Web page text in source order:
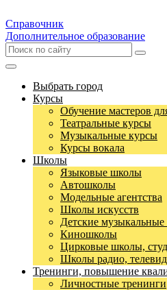
Справочник
Дополнительное образование
Выбрать город
Курсы
Обучение мастеров
Театральные курсы
Музыкальные курсы
Курсы вокала
Школы
Языковые школы
Автошколы
Модельные агентства
Школы искусств
Детские
Киношколы
Цирковые школы,
Школы радио,
Тренинги, повышение
Личностные тренинги